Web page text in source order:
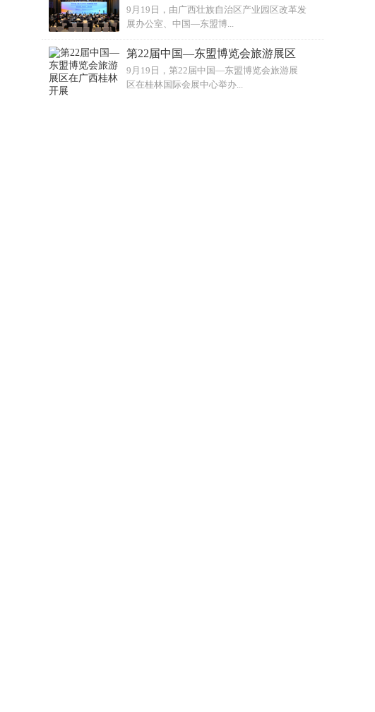
9月19日，由广西壮族自治区产业园区改革发
展办公室、中国—东盟博...
第22届中国—东盟博览会旅游展区
9月19日，第22届中国—东盟博览会旅游展
区在桂林国际会展中心举办...